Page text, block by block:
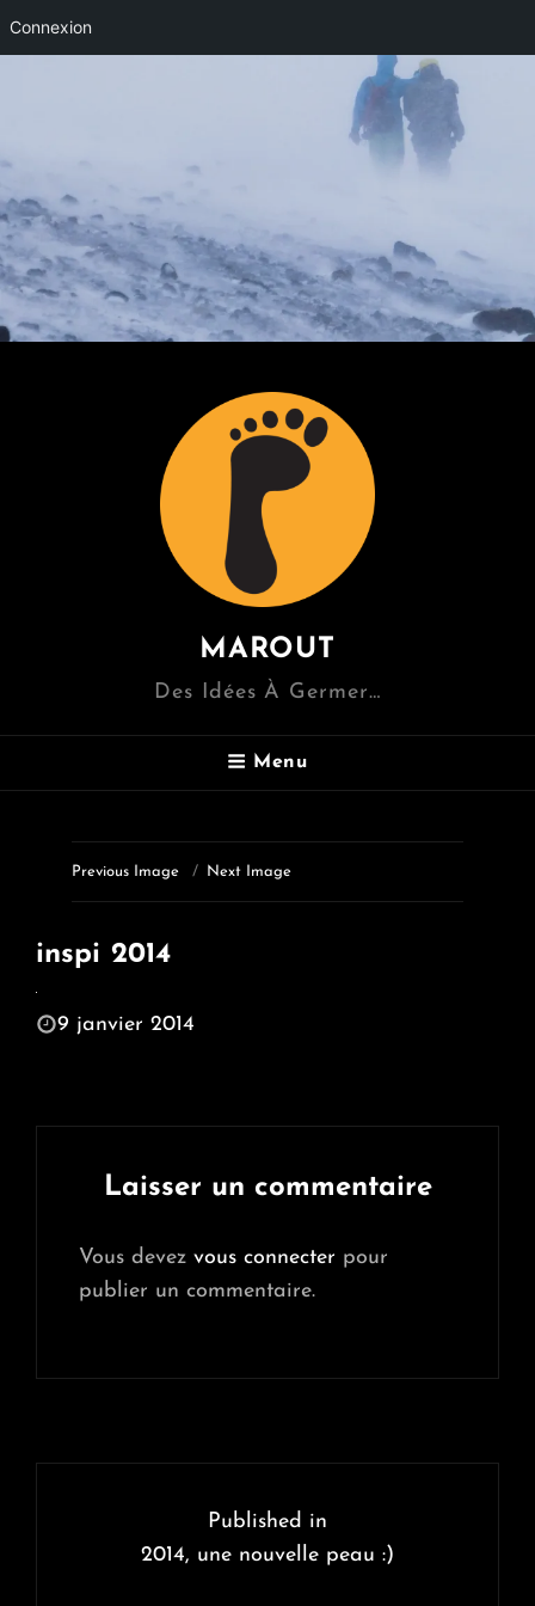
Connexion
MAROUT
Des Idées À Germer…
Menu
Previous Image Next Image
inspi 2014
POSTED
9 janvier 2014
Laisser un commentaire
Vous devez vous connecter pour
publier un commentaire.
l’article
Published in
2014, une nouvelle peau :)